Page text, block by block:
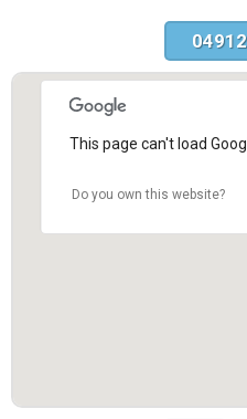
This page can't load
Do you own this website?